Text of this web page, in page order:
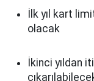
İlk yıl kart
olacak
İkinci yıldan